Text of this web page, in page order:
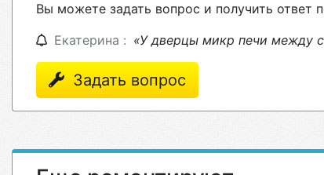
Вы можете задать вопрос и получить ответ
Екатерина : «У дверцы микр печи между
Задать вопрос